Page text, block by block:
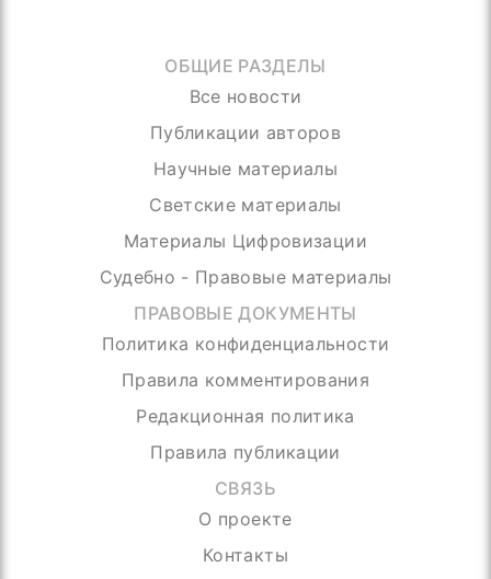
ОБЩИЕ РАЗДЕЛЫ
Все новости
Публикации авторов
Научные материалы
Светские материалы
Материалы Цифровизации
Судебно - Правовые материалы
ПРАВОВЫЕ ДОКУМЕНТЫ
Политика конфиденциальности
Правила комментирования
Редакционная политика
Правила публикации
СВЯЗЬ
О проекте
Контакты